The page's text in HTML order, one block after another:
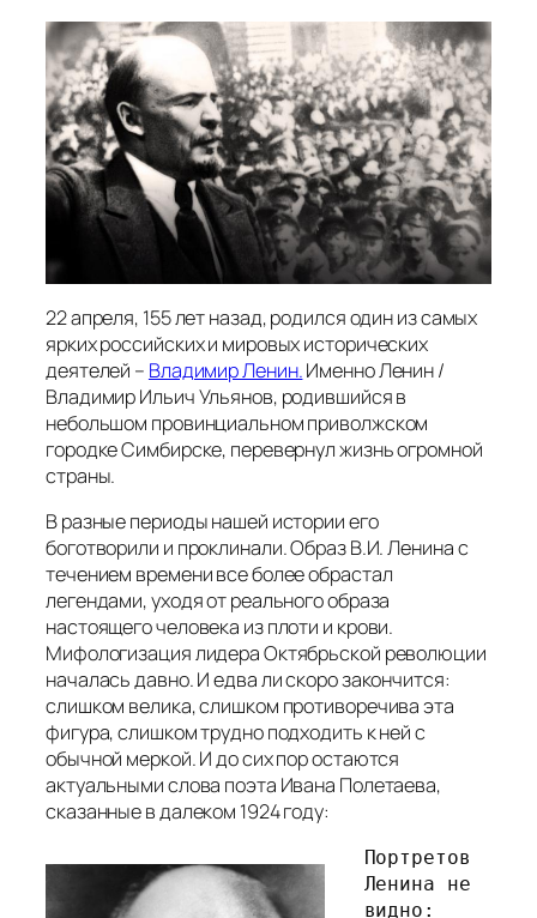
22 апреля, 155 лет назад, родился один из самых
ярких российских и мировых исторических
деятелей – Владимир Ленин.Именно Ленин /
Владимир Ильич Ульянов, родившийся в
небольшом провинциальном приволжском
городке Симбирске, перевернул жизнь огромной
страны.
В разные периоды нашей истории его
боготворили и проклинали. Образ В.И. Ленина с
течением времени все более обрастал
легендами, уходя от реального образа
настоящего человека из плоти и крови.
Мифологизация лидера Октябрьской революции
началась давно. И едва ли скоро закончится:
слишком велика, слишком противоречива эта
фигура, слишком трудно подходить к ней с
обычной меркой. И до сих пор остаются
актуальными слова поэта Ивана Полетаева,
сказанные в далеком 1924 году:
Портретов
Ленина не
видно: